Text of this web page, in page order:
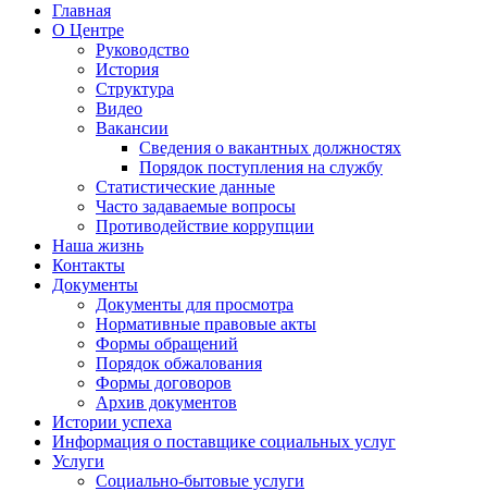
Главная
О Центре
Руководство
История
Структура
Видео
Вакансии
Сведения о вакантных должностях
Порядок поступления на службу
Статистические данные
Часто задаваемые вопросы
Противодействие коррупции
Наша жизнь
Контакты
Документы
Документы для просмотра
Нормативные правовые акты
Формы обращений
Порядок обжалования
Формы договоров
Архив документов
Истории успеха
Информация о поставщике социальных услуг
Услуги
Социально-бытовые услуги